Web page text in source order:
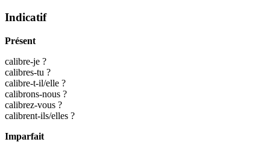
Indicatif
Présent
calibre-je ?
calibres-tu ?
calibre-t-il/elle ?
calibrons-nous ?
calibrez-vous ?
calibrent-ils/elles ?
Imparfait